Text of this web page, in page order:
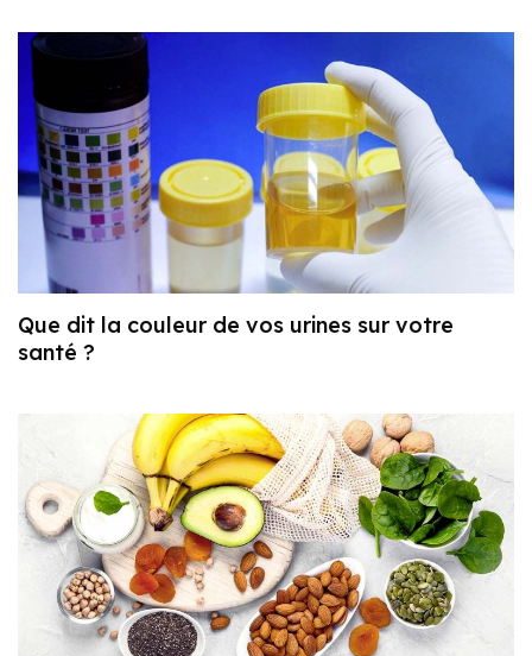
Que dit la couleur de vos urines sur votre
santé ?